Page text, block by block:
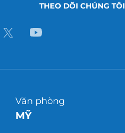
THEO DÕI CHÚNG TÔI
Văn phòng
MỸ